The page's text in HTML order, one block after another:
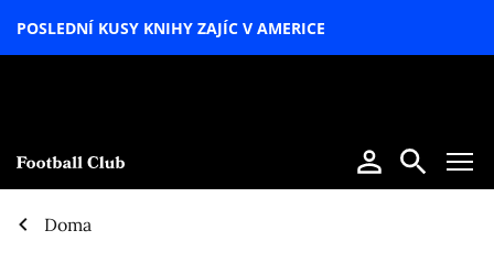
POSLEDNÍ KUSY KNIHY ZAJÍC V AMERICE
Doma